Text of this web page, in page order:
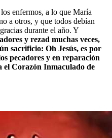
enfermos, a lo que María
a otros, y que todos debían
durante el año. Y
y rezad muchas veces,
sacrificio: Oh Jesús, es por
pecadores y en reparación
el Corazón Inmaculado de